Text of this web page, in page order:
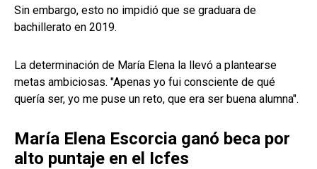
Sin embargo, esto no impidió que se graduara de
bachillerato en 2019.
La determinación de María Elena la llevó a plantearse
metas ambiciosas. "Apenas yo fui consciente de qué
quería ser, yo me puse un reto, que era ser buena alumna".
María Elena Escorcia ganó beca por
alto puntaje en el Icfes